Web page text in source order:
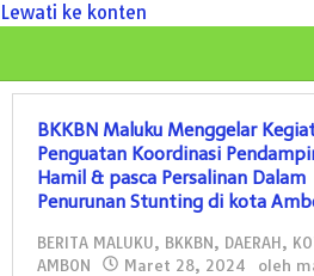
Lewati ke konten
BKKBN Maluku Menggelar
Penguatan Koordinasi
Hamil & pasca Persalinan Dalam
Penurunan Stunting di kota
BERITA MALUKU, BKKBN, DAERAH,
AMBON
Maret 28, 2024 oleh